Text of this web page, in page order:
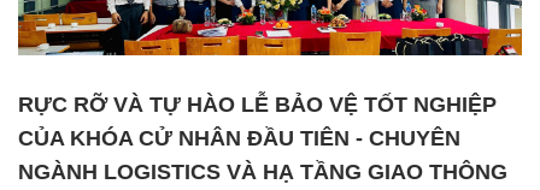
RỰC RỠ VÀ TỰ HÀO LỄ BẢO VỆ TỐT NGHIỆP
CỦA KHÓA CỬ NHÂN ĐẦU TIÊN - CHUYÊN
NGÀNH LOGISTICS VÀ HẠ TẦNG GIAO THÔNG